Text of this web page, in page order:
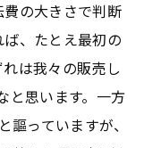
の大きさで判断
、たとえ最初の
は我々の販売し
と思います。一方
謳っていますが、